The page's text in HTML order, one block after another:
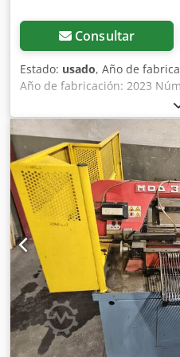
Consultar
Estado: usado, Año de
Año de fabricación: 2023
de entrega: inmediato, sujeto
origen: Italia Precio: 5.400 €
bastidor: bastidor oscilante
sierra: 2450x27x0,9 mm
Capacidad de corte a 0°
corte a 0° cuadrado: 220
plano: 260x140 mm
mm, cuadrado: 155 mm
95 mm, cuadrado: 95 mm
Longitud: 1200 mm Ancho:
Peso: 240 kg Máquina de
nueva Precio neto (precio
Crsdjwiqpzspfx Ap Ijf
palanca de sujeción rápida
amortiguador regulable 2
refrigeración OPCIONES: